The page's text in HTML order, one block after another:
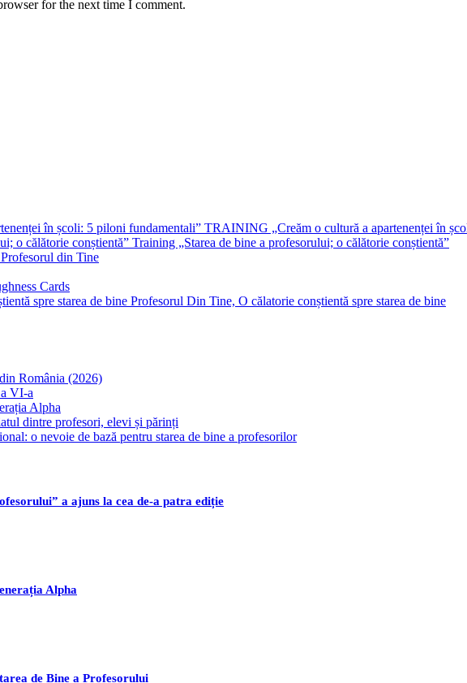
for the next time I comment.
TRAINING „Creăm o cultură a apartenenței în
Training „Starea de bine a profesorului; o călătorie conștientă”
din Tine
Cards
Profesorul Din Tine, O călatorie conștientă spre starea de bine
România (2026)
VI-a
Alpha
dintre profesori, elevi și părinți
o nevoie de bază pentru starea de bine a profesorilor
a ajuns la cea de-a patra ediție
Alpha
de Bine a Profesorului